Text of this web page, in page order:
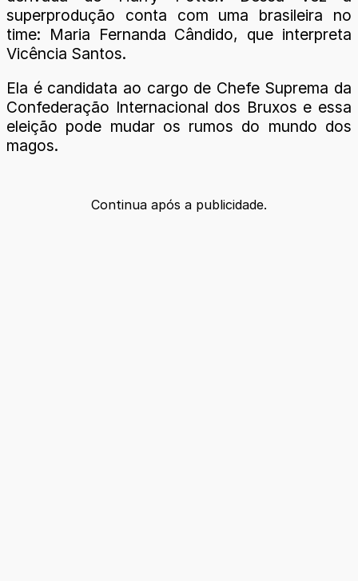
superprodução conta com uma brasileira no
time: Maria Fernanda Cândido, que interpreta
Vicência Santos.
Ela é candidata ao cargo de Chefe Suprema da
Confederação Internacional dos Bruxos e essa
eleição pode mudar os rumos do mundo dos
magos.
Continua após a publicidade.